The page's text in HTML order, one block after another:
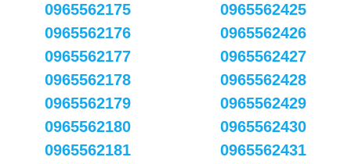
0965562175
0965562176
0965562177
0965562178
0965562179
0965562180
0965562181
0965562425
0965562426
0965562427
0965562428
0965562429
0965562430
0965562431